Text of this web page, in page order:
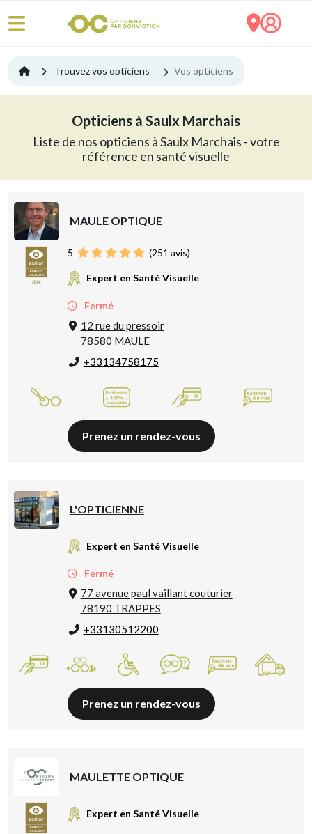
Trouvez vos opticiens Vos opticiens
Opticiens à Saulx Marchais
Liste de nos opticiens à Saulx Marchais - votre
référence en santé visuelle
MAULE OPTIQUE
5 (251 avis)
Expert en Santé Visuelle
Fermé
12 rue du pressoir
78580 MAULE
+33134758175
Prenez un rendez-vous
L'OPTICIENNE
Expert en Santé Visuelle
Fermé
77 avenue paul vaillant couturier
78190 TRAPPES
+33130512200
Prenez un rendez-vous
MAULETTE OPTIQUE
Expert en Santé Visuelle